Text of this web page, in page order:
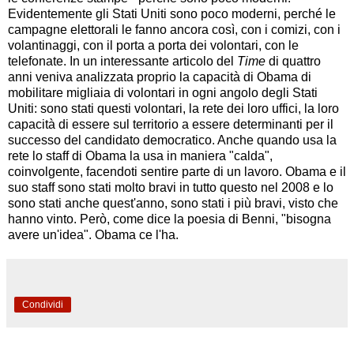
Evidentemente gli Stati Uniti sono poco moderni, perché le
campagne elettorali le fanno ancora così, con i comizi, con i
volantinaggi, con il porta a porta dei volontari, con le
telefonate. In un interessante articolo del Time di quattro
anni veniva analizzata proprio la capacità di Obama di
mobilitare migliaia di volontari in ogni angolo degli Stati
Uniti: sono stati questi volontari, la rete dei loro uffici, la loro
capacità di essere sul territorio a essere determinanti per il
successo del candidato democratico. Anche quando usa la
rete lo staff di Obama la usa in maniera "calda",
coinvolgente, facendoti sentire parte di un lavoro. Obama e il
suo staff sono stati molto bravi in tutto questo nel 2008 e lo
sono stati anche quest'anno, sono stati i più bravi, visto che
hanno vinto. Però, come dice la poesia di Benni, "bisogna
avere un'idea". Obama ce l'ha.
Condividi